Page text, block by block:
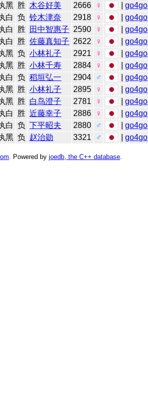
黑 胜 木谷好美 2666 ♀ |go4go
白 负 铃木津奈 2918 ♀ |go4go
白 胜 田中智惠子 2590 ♀ |go4go
白 胜 佐藤真知子 2622 ♀ |go4go
黑 负 小林礼子 2921 ♀ |go4go
黑 胜 小林千寿 2884 ♀ |go4go
白 负 稻垣弘一 2904 ♂ |go4go
黑 胜 小林礼子 2895 ♀ |go4go
黑 胜 白鸟澄子 2781 ♀ |go4go
白 胜 近藤幸子 2886 ♀ |go4go
白 负 下平昭夫 2880 ♂ |go4go
黑 负 赵治勋 3321 ♂ |go4go
. Powered by joedb, the C++ database